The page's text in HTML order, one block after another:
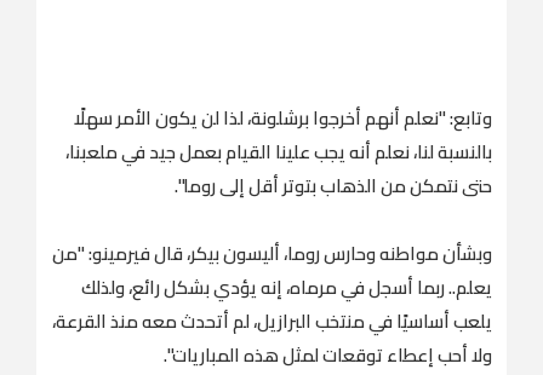
وتابع: "نعلم أنهم أخرجوا برشلونة، لذا لن يكون الأمر سهلًا
بالنسبة لنا، نعلم أنه يجب علينا القيام بعمل جيد في ملعبنا،
حتى نتمكن من الذهاب بتوتر أقل إلى روما".
وبشأن مواطنه وحارس روما، أليسون بيكر، قال فيرمينو: "من
يعلم.. ربما أسجل في مرماه، إنه يؤدي بشكل رائع، ولذلك
يلعب أساسيًا في منتخب البرازيل، لم أتحدث معه منذ القرعة،
ولا أحب إعطاء توقعات لمثل هذه المباريات".